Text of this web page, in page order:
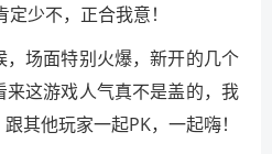
少不，正合我意！
场面特别火爆，新开的几个
这游戏人气真不是盖的，我
其他玩家一起PK，一起嗨！